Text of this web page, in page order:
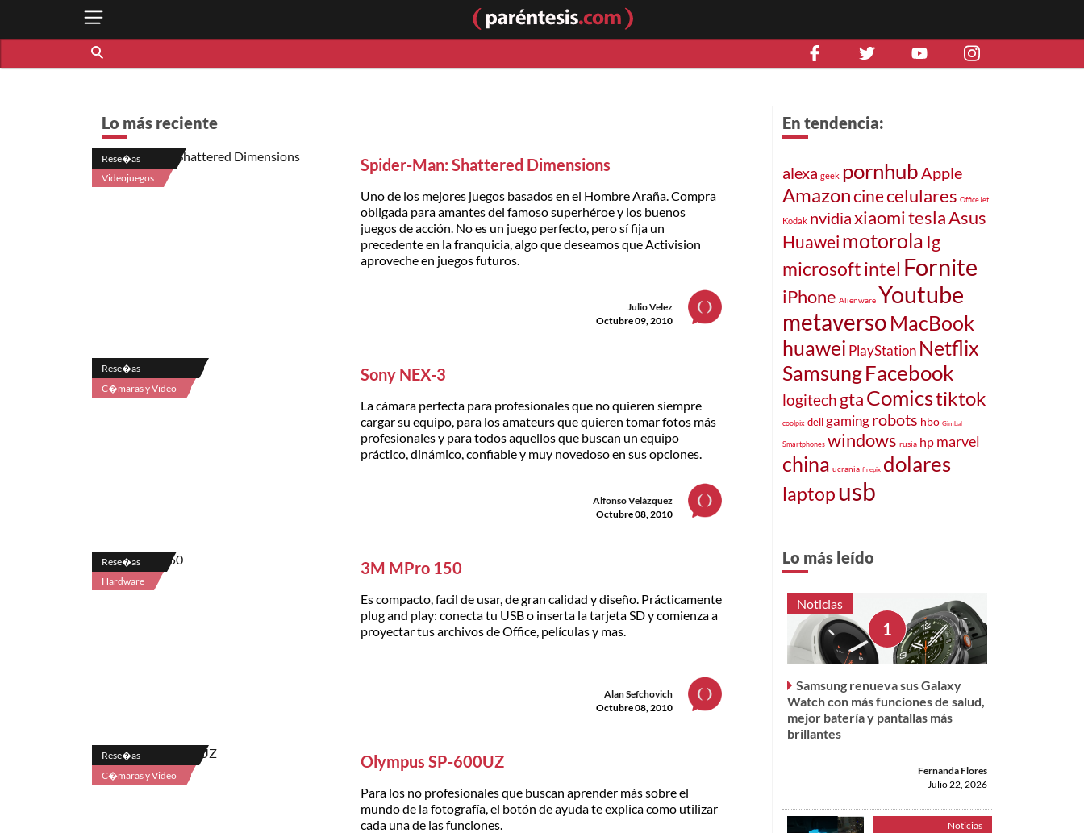
Lo más reciente
Rese�as
Videojuegos
Spider-Man: Shattered Dimensions
Uno de los mejores juegos basados en el Hombre Araña. Compra
obligada para amantes del famoso superhéroe y los buenos
juegos de acción. No es un juego perfecto, pero sí fija un
precedente en la franquicia, algo que deseamos que Activision
aproveche en juegos futuros.
Julio Velez
Octubre 09, 2010
Rese�as
C�maras y Video
Sony NEX-3
La cámara perfecta para profesionales que no quieren siempre
cargar su equipo, para los amateurs que quieren tomar fotos más
profesionales y para todos aquellos que buscan un equipo
práctico, dinámico, confiable y muy novedoso en sus opciones.
Alfonso Velázquez
Octubre 08, 2010
Rese�as
Hardware
3M MPro 150
Es compacto, facil de usar, de gran calidad y diseño. Prácticamente
plug and play: conecta tu USB o inserta la tarjeta SD y comienza a
proyectar tus archivos de Office, películas y mas.
Alan Sefchovich
Octubre 08, 2010
Rese�as
C�maras y Video
Olympus SP-600UZ
Para los no profesionales que buscan aprender más sobre el
mundo de la fotografía, el botón de ayuda te explica como utilizar
cada una de las funciones.
En tendencia:
alexa geek pornhubApple
Amazoncinecelulares OfficeJet
Kodak nvidiaxiaomiteslaAsus
Huawei motorola Ig
microsoftintel Fornite
iPhone Alienware Youtube
metaverso MacBook
huawei PlayStation Netflix
SamsungFacebook
logitech gtaComicstiktok
coolpix dell gamingrobots hbo Gimbal
Smartphones windows rusia hp marvel
china ucrania finepix dolares
laptopusb
Lo más leído
Noticias
Samsung renueva sus Galaxy
Watch con más funciones de salud,
mejor batería y pantallas más
brillantes
Fernanda Flores
Julio 22, 2026
Noticias